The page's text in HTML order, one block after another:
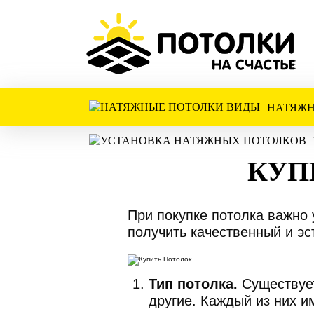
При покупке потолка
получить качественный и
Тип потолка.
другие. Каждый из них